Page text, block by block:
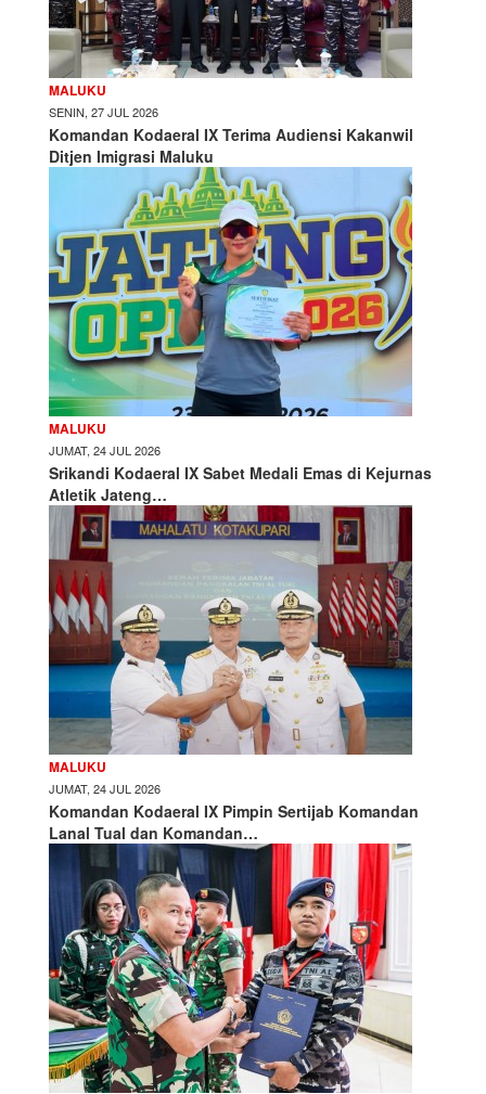
MALUKU
SENIN, 27 JUL 2026
Komandan Kodaeral IX Terima Audiensi Kakanwil
Ditjen Imigrasi Maluku
MALUKU
JUMAT, 24 JUL 2026
Srikandi Kodaeral IX Sabet Medali Emas di Kejurnas
Atletik Jateng…
MALUKU
JUMAT, 24 JUL 2026
Komandan Kodaeral IX Pimpin Sertijab Komandan
Lanal Tual dan Komandan…